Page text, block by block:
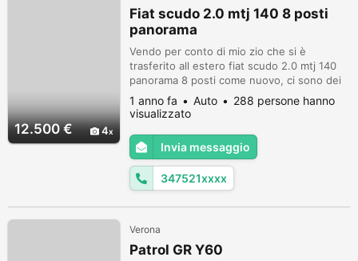
12.500 € 4
Fiat scudo 2.0 mtj 140 8 posti
panorama
Vendo per conto di mio zio che si è
trasferito all estero fiat scudo 2.0 mtj 140
panorama 8 posti come nuovo, ci sono dei
lavori da eseguire tipo cinghia distribuzione,
gomme,controllare i freni. Revisione appena
trattabile Contatto Whatapp 3475215588
1 anno fa Auto
288 persone hanno
visualizzato
Invia messaggio
347521xxxx
Verona
Patrol GR Y60